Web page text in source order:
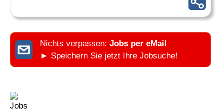
Nichts verpassen: Jobs per eMail
► Speichern Sie jetzt Ihre Jobsuche!